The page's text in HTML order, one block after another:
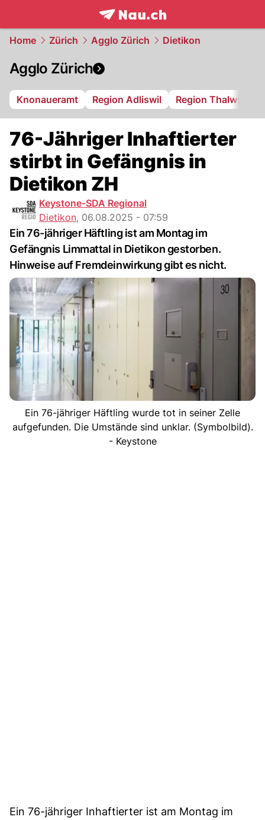
frontpage.NAU.ch
Home Zürich Agglo Zürich Dietikon
Agglo Zürich
Knonaueramt Region Adliswil Region Thalwil
76-Jähriger Inhaftierter
stirbt in Gefängnis in
Dietikon ZH
Keystone-SDA Regional
Dietikon, 06.08.2025 - 07:59
Ein 76-jähriger Häftling ist am Montag im
Gefängnis Limmattal in Dietikon gestorben.
Hinweise auf Fremdeinwirkung gibt es nicht.
Ein 76-jähriger Häftling wurde tot in seiner Zelle
aufgefunden. Die Umstände sind unklar. (Symbolbild).
- Keystone
Ein 76-jähriger Inhaftierter ist am Montag im